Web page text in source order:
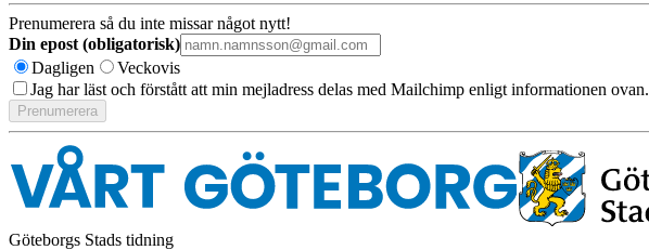
Prenumerera så du inte missar något nytt!
Din epost (obligatorisk)
Dagligen
Veckovis
Jag har läst och förstått att min mejladress delas med Mailchimp enligt informationen ovan.
Göteborgs Stads tidning